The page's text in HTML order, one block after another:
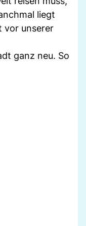
liegt
vor unserer
ganz neu. So